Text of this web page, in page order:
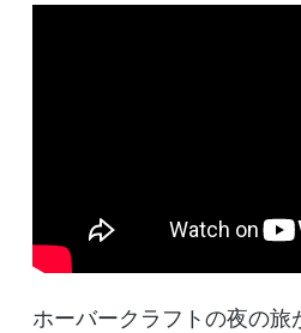
ホーバークラフトの夜の旅